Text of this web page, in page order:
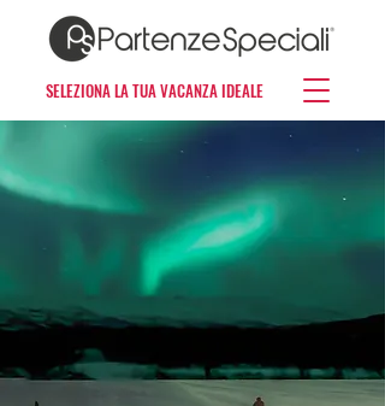
SELEZIONA LA TUA VACANZA IDEALE